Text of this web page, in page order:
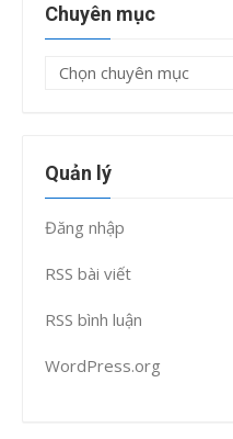
Chuyên mục
Chuyên
Quản lý
Đăng nhập
RSS bài viết
RSS bình luận
WordPress.org